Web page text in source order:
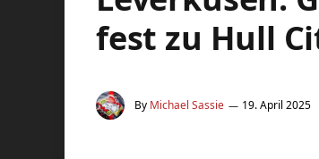
fest zu Hull
By Michael Sassie 19. April 2025